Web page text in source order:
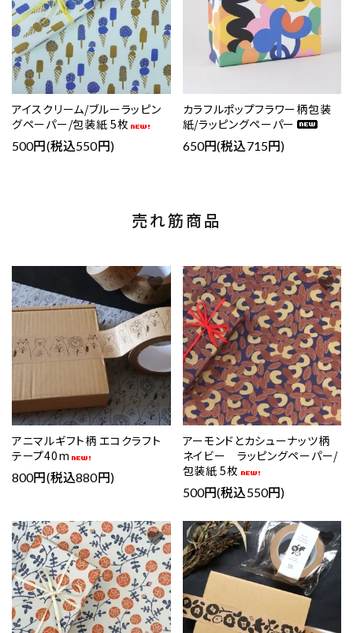
アイスクリーム/ブルーラッピン
グペーパー/包装紙 5枚
500円(税込550円)
カラフルポップフラワー柄包装
紙/ラッピングペーパー
650円(税込715円)
売れ筋商品
アニマルギフト柄 エコクラフト
テープ40m
800円(税込880円)
favorite
アーモンドとカシューナッツ柄
ネイビー ラッピングペーパー/
包装紙 5枚
500円(税込550円)
favorite
favorite favorite